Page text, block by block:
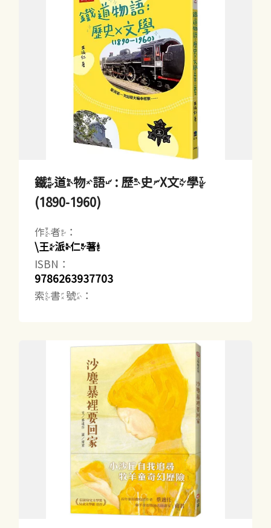
鐵道物語 : 歷史X文學
(1890-1960)
作者：
\王派仁著
ISBN：
9786263937703
索書號：